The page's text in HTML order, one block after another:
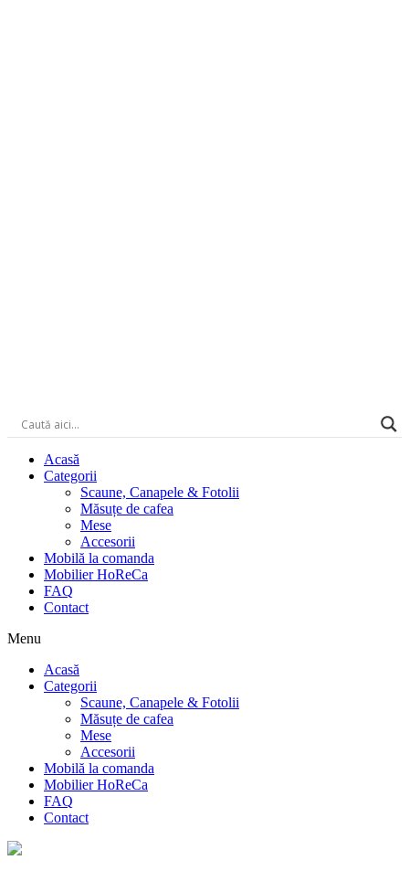
Acasă
Categorii
Scaune, Canapele & Fotolii
Măsuțe de cafea
Mese
Accesorii
Mobilă la comanda
Mobilier HoReCa
FAQ
Contact
Menu
Acasă
Categorii
Scaune, Canapele & Fotolii
Măsuțe de cafea
Mese
Accesorii
Mobilă la comanda
Mobilier HoReCa
FAQ
Contact